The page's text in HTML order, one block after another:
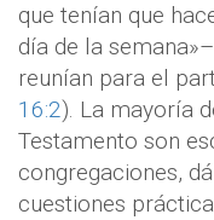
que tenían que
día de la
reunían para el
16:2). La mayoría
Testamento son
congregaciones,
cuestiones